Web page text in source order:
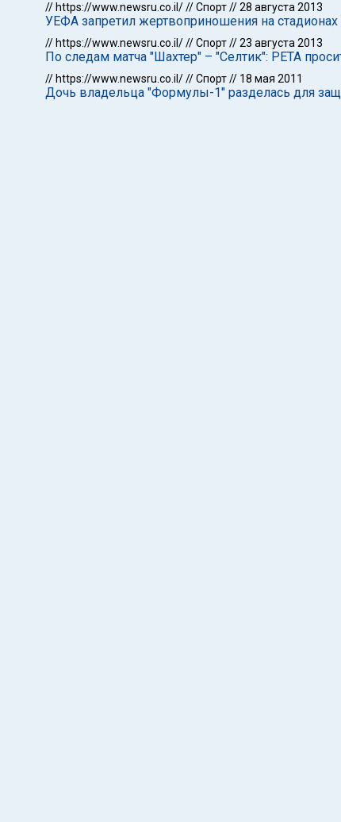
// https://www.newsru.co.il///Спорт//28 августа 2013
УЕФА запретил жертвоприношения на стадионах
// https://www.newsru.co.il///Спорт//23 августа 2013
По следам матча "Шахтер" – "Селтик": РЕТА
// https://www.newsru.co.il///Спорт// 18 мая 2011
Дочь владельца "Формулы-1" разделась для